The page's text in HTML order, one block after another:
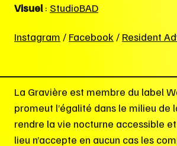
Visuel: StudioBAD
Instagram / Facebook / Resident
La Gravière est membre du label
promeut l’égalité dans le milieu de
rendre la vie nocturne accessible
lieu n’accepte en aucun cas les